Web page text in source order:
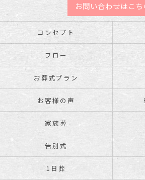
お問い合わせはこち
コンセプト
フロー
お葬式プラン
お客様の声
家族葬
告別式
1日葬